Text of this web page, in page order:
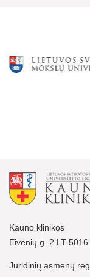
Kauno klinikos
Eivenių g. 2 LT-
Juridinių asmenų